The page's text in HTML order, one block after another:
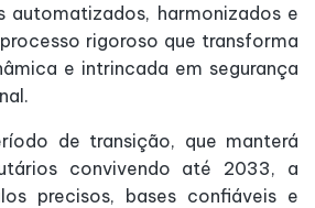
automatizados, harmonizados e
rigoroso que transforma
e intrincada em segurança
de transição, que manterá
convivendo até 2033, a
precisos, bases confiáveis e